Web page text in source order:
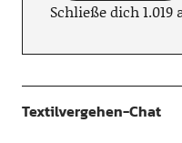
Schließe dich
Textilvergehen-Chat